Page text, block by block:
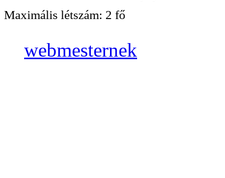
Maximális létszám: 2 fő
webmesternek